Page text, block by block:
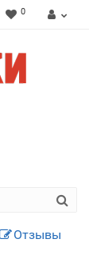
0
Отзывы